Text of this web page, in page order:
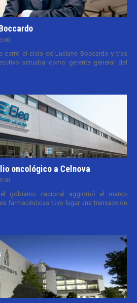
cerró el ciclo de Luciano Boccardo y tras
actuaba como gerente general del
oncológico a Celnova
gobierno nacional aggiornó el marco
farmacéuticas tuvo lugar una transacción